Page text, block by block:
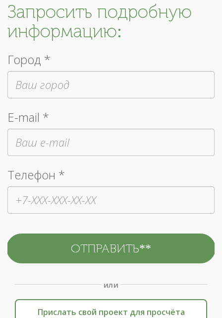
Запросить подробную
информацию:
Город *
E-mail *
Телефон *
или
Прислать свой проект для просчёта